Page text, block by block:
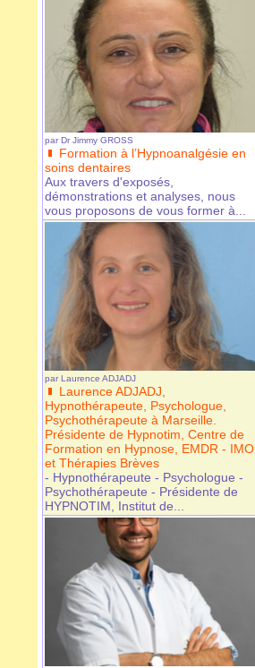
par Dr Jimmy GROSS
Formation à l’Hypnoanalgésie en
soins dentaires
Aux travers d'exposés,
démonstrations et analyses, nous
vous proposons de vous former à...
par Laurence ADJADJ
Laurence ADJADJ,
Hypnothérapeute, Psychologue,
Psychothérapeute à Marseille.
Présidente de Hypnotim, Centre de
Formation en Hypnose, EMDR - IMO
et Thérapies Brèves
- Hypnothérapeute - Psychologue -
Psychothérapeute - Présidente de
HYPNOTIM, Institut de...